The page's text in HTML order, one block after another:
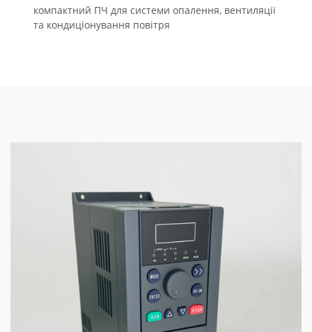
компактний ПЧ для системи опалення, вентиляції
та кондиціонування повітря